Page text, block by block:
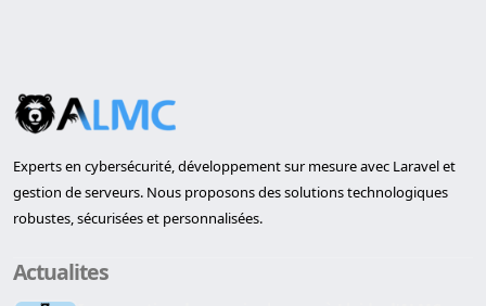
Experts en cybersécurité, développement sur mesure avec Laravel et
gestion de serveurs. Nous proposons des solutions technologiques
robustes, sécurisées et personnalisées.
Actualites